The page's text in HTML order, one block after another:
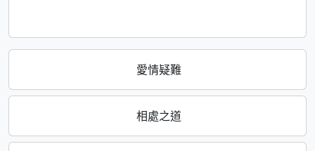
愛情疑難
相處之道